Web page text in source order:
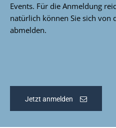
Events. Für die Anmeldung
natürlich können Sie sich von
abmelden.
Jetzt anmelden